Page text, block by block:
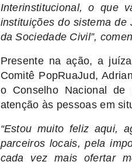
Interinstitucional, o que
instituições do sistema de
da Sociedade Civil”,
Presente na ação, a
Comitê PopRuaJud,
o Conselho Nacional
atenção às pessoas em
“Estou muito feliz aqui,
parceiros locais, pela
cada vez mais ofertar